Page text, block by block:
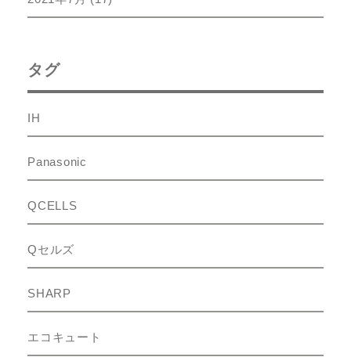
タグ
IH
Panasonic
QCELLS
Qセルズ
SHARP
エコキュート